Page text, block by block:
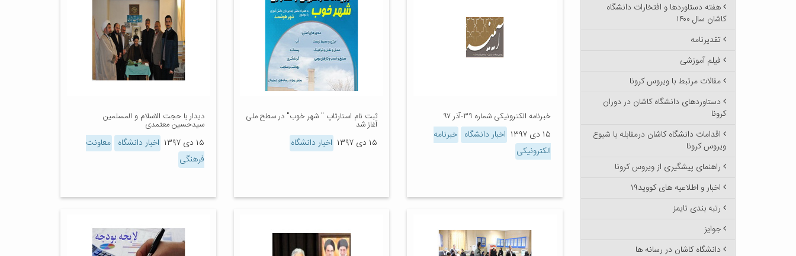
خبرنامه الکترونیکی شماره ۳۹-آذر ۹۷
۱۵ دی ۱۳۹۷ اخبار دانشگاه خبرنامه
الکترونیکی
ثبت نام استارتاپ " شهر خوب" در سطح ملی
آغاز شد
۱۵ دی ۱۳۹۷ اخبار دانشگاه
دیدار با حجت الاسلام و المسلمین
سیدحسین معتمدی
۱۵ دی ۱۳۹۷ اخبار دانشگاه معاونت
فرهنگی
هفته دستاوردها و افتخارات دانشگاه
کاشان سال ۱۴۰۰
تقدیرنامه
فیلم آموزشی
مقالات مرتبط با ویروس کرونا
دستاوردهای دانشگاه کاشان در دوران
کرونا
اقدامات دانشگاه کاشان درمقابله با شیوع
ویروس کرونا
راهنمای پیشگیری از ویروس کرونا
اخبار و اطلاعیه های کووید۱۹
رتبه بندی تایمز
جوایز
دانشگاه کاشان در رسانه ها